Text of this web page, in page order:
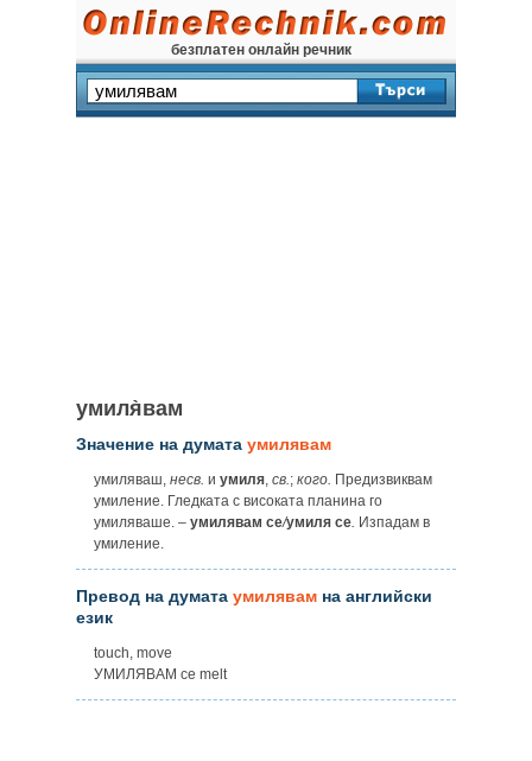
безплатен онлайн речник
умиля̀вам
Значение на думата умилявам
умиляваш, несв. и умиля, св.; кого. Предизвиквам
умиление. Гледката с високата планина го
умиляваше. – умилявам се/умиля се. Изпадам в
умиление.
Превод на думата умилявам на английски
език
touch, move
УМИЛЯВАМ ce melt